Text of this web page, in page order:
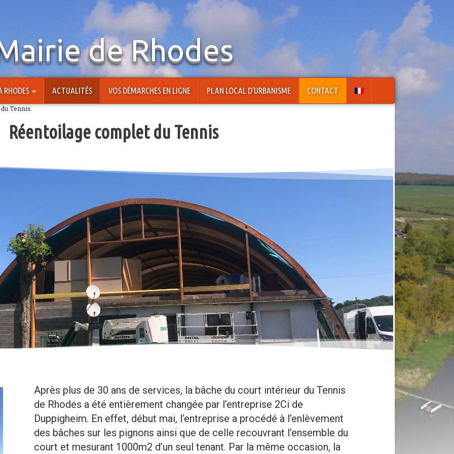
de Rhodes
RHODES ACTUALITÉS VOS DÉMARCHES EN LIGNE PLAN LOCAL D’URBANISME CONTACT
Tennis
Réentoilage complet du Tennis
Après plus de 30 ans de services, la bâche du court intérieur du Tennis
de Rhodes a été entièrement changée par l’entreprise 2Ci de
Duppigheim. En effet, début mai, l’entreprise a procédé à l’enlèvement
des bâches sur les pignons ainsi que de celle recouvrant l’ensemble du
court et mesurant 1000m2 d’un seul tenant. Par la même occasion, la